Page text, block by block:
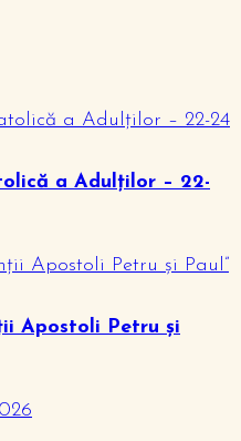
a Adulților – 22-
Apostoli Petru și